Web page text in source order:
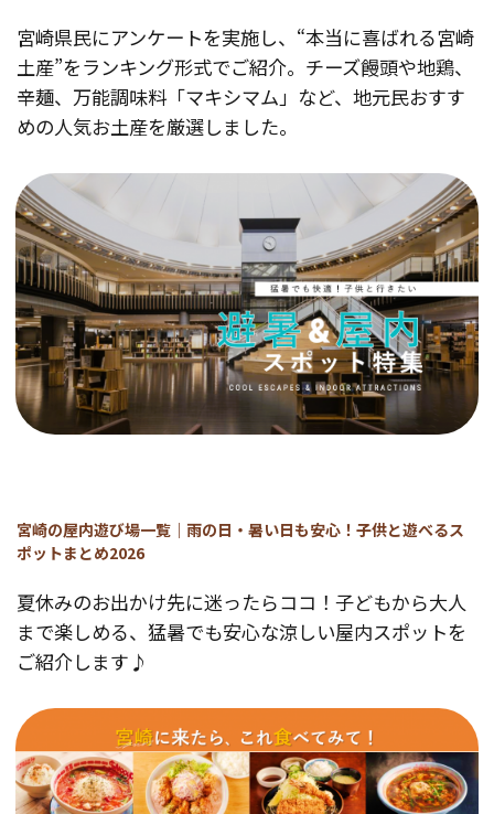
宮崎県民にアンケートを実施し、“本当に喜ばれる宮崎
土産”をランキング形式でご紹介。チーズ饅頭や地鶏、
辛麺、万能調味料「マキシマム」など、地元民おすす
めの人気お土産を厳選しました。
宮崎の屋内遊び場一覧｜雨の日・暑い日も安心！子供と遊べるス
ポットまとめ2026
夏休みのお出かけ先に迷ったらココ！子どもから大人
まで楽しめる、猛暑でも安心な涼しい屋内スポットを
ご紹介します♪